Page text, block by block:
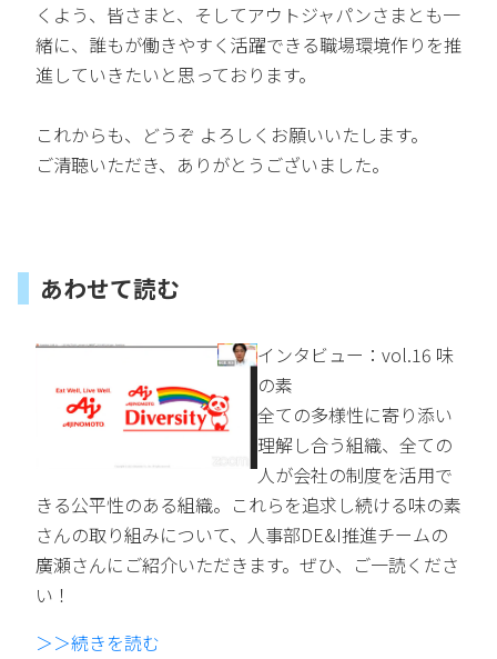
くよう、皆さまと、そしてアウトジャパンさまとも一
緒に、誰もが働きやすく活躍できる職場環境作りを推
進していきたいと思っております。
これからも、どうぞ よろしくお願いいたします。
ご清聴いただき、ありがとうございました。
あわせて読む
インタビュー：vol.16 味
の素
全ての多様性に寄り添い
理解し合う組織、全ての
人が会社の制度を活用で
きる公平性のある組織。これらを追求し続ける味の素
さんの取り組みについて、人事部DE&I推進チームの
廣瀬さんにご紹介いただきます。ぜひ、ご一読くださ
い！
＞＞続きを読む